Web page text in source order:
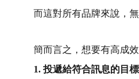
而這對所有品牌來說，
簡而言之，想要有高成
1. 投遞給符合訊息的目